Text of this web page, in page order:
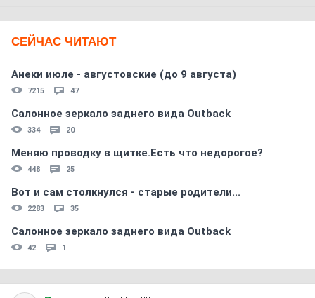
СЕЙЧАС ЧИТАЮТ
Анеки июле - августовские (до 9 августа)
7215 47
Салонное зеркало заднего вида Outback
334 20
Меняю проводку в щитке.Есть что недорогое?
448 25
Вот и сам столкнулся - старые родители...
2283 35
Салонное зеркало заднего вида Outback
42 1